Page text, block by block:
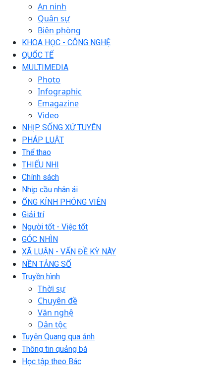
An ninh
Quân sự
Biên phòng
KHOA HỌC - CÔNG NGHỆ
QUỐC TẾ
MULTIMEDIA
Photo
Infographic
Emagazine
Video
NHỊP SỐNG XỨ TUYÊN
PHÁP LUẬT
Thể thao
THIẾU NHI
Chính sách
Nhịp cầu nhân ái
ỐNG KÍNH PHÓNG VIÊN
Giải trí
Người tốt - Việc tốt
GÓC NHÌN
XÃ LUẬN - VẤN ĐỀ KỲ NÀY
NỀN TẢNG SỐ
Truyền hình
Thời sự
Chuyên đề
Văn nghệ
Dân tộc
Tuyên Quang qua ảnh
Thông tin quảng bá
Học tập theo Bác